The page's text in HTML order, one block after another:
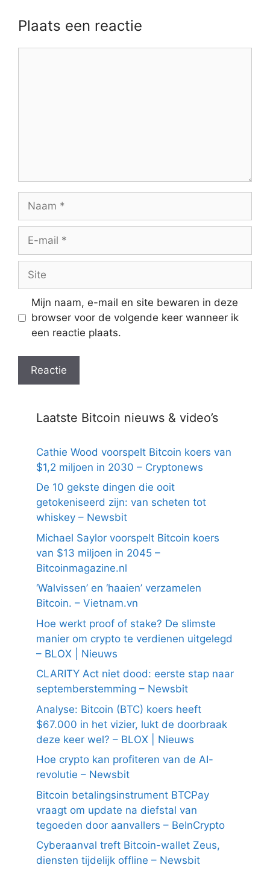
Plaats een reactie
Naam
Site
Mijn naam, e-mail en site bewaren in deze
browser voor de volgende keer wanneer ik
een reactie plaats.
Laatste Bitcoin nieuws & video’s
Cathie Wood voorspelt Bitcoin koers van
$1,2 miljoen in 2030 – Cryptonews
De 10 gekste dingen die ooit
getokeniseerd zijn: van scheten tot
whiskey – Newsbit
Michael Saylor voorspelt Bitcoin koers
van $13 miljoen in 2045 –
Bitcoinmagazine.nl
‘Walvissen’ en ‘haaien’ verzamelen
Bitcoin. – Vietnam.vn
Hoe werkt proof of stake? De slimste
manier om crypto te verdienen uitgelegd
– BLOX | Nieuws
CLARITY Act niet dood: eerste stap naar
septemberstemming – Newsbit
Analyse: Bitcoin (BTC) koers heeft
$67.000 in het vizier, lukt de doorbraak
deze keer wel? – BLOX | Nieuws
Hoe crypto kan profiteren van de AI-
revolutie – Newsbit
Bitcoin betalingsinstrument BTCPay
vraagt om update na diefstal van
tegoeden door aanvallers – BeInCrypto
Cyberaanval treft Bitcoin-wallet Zeus,
diensten tijdelijk offline – Newsbit